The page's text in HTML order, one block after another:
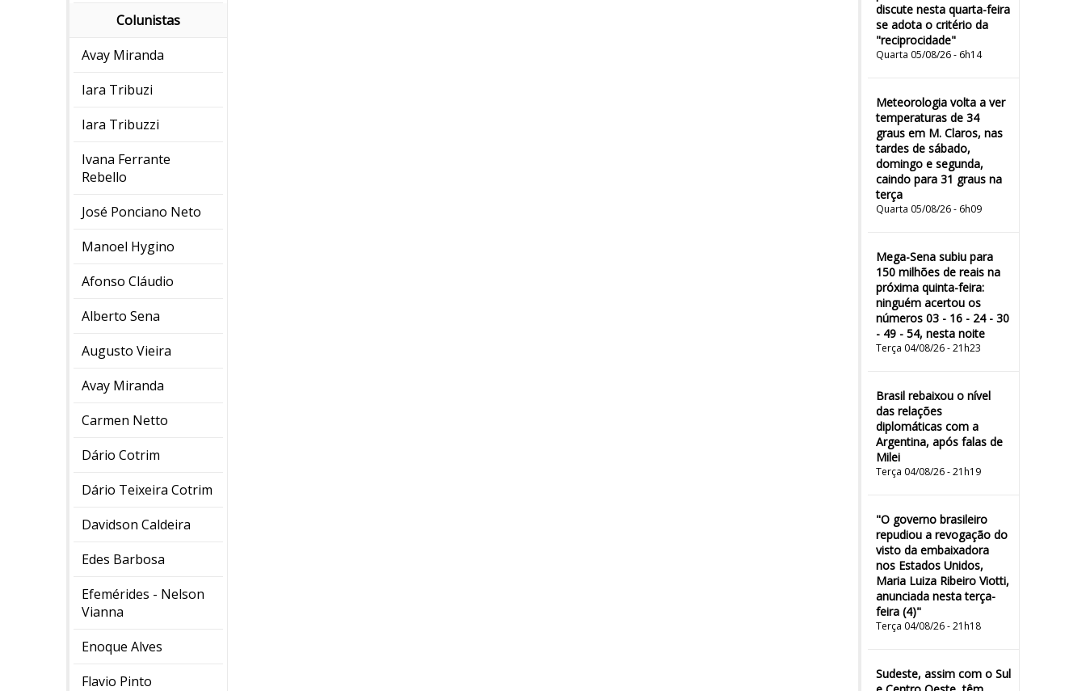
Colunistas
Avay Miranda
Iara Tribuzi
Iara Tribuzzi
Ivana Ferrante
Rebello
José Ponciano Neto
Manoel Hygino
Afonso Cláudio
Alberto Sena
Augusto Vieira
Avay Miranda
Carmen Netto
Dário Cotrim
Dário Teixeira Cotrim
Davidson Caldeira
Edes Barbosa
Efemérides - Nelson
Vianna
Enoque Alves
Flavio Pinto
discute nesta quarta-feira
se adota o critério da
"reciprocidade"
Quarta 05/08/26 - 6h14
Meteorologia volta a ver
temperaturas de 34
graus em M. Claros, nas
tardes de sábado,
domingo e segunda,
caindo para 31 graus na
terça
Quarta 05/08/26 - 6h09
Mega-Sena subiu para
150 milhões de reais na
próxima quinta-feira:
ninguém acertou os
números 03 - 16 - 24 - 30
- 49 - 54, nesta noite
Terça 04/08/26 - 21h23
Brasil rebaixou o nível
das relações
diplomáticas com a
Argentina, após falas de
Milei
Terça 04/08/26 - 21h19
"O governo brasileiro
repudiou a revogação do
visto da embaixadora
nos Estados Unidos,
Maria Luiza Ribeiro Viotti,
anunciada nesta terça-
feira (4)"
Terça 04/08/26 - 21h18
Sudeste, assim com o Sul